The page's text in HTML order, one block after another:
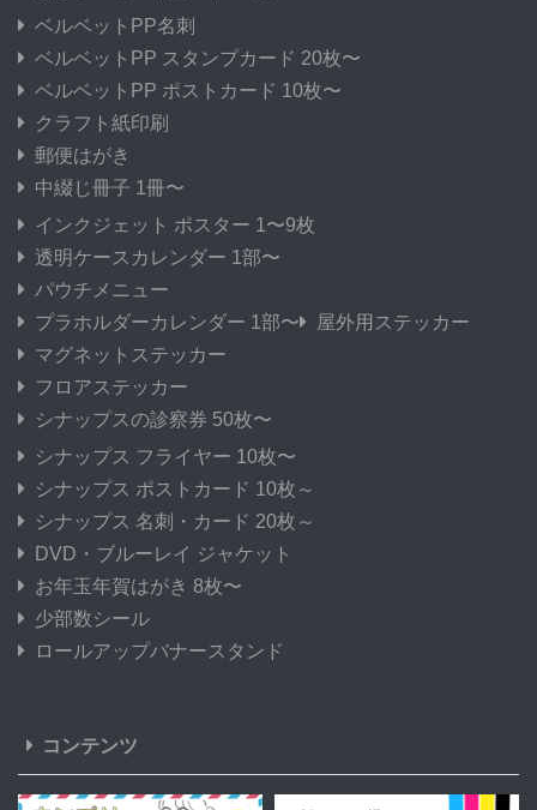
ベルベットPP名刺
ベルベットPP スタンプカード 20枚〜
ベルベットPP ポストカード 10枚〜
クラフト紙印刷
郵便はがき
中綴じ冊子 1冊〜
インクジェット ポスター 1〜9枚
透明ケースカレンダー 1部〜
パウチメニュー
プラホルダーカレンダー 1部〜
屋外用ステッカー
マグネットステッカー
フロアステッカー
シナップスの診察券 50枚〜
シナップス フライヤー 10枚〜
シナップス ポストカード 10枚～
シナップス 名刺・カード 20枚～
DVD・ブルーレイ ジャケット
お年玉年賀はがき 8枚〜
少部数シール
ロールアップバナースタンド
コンテンツ